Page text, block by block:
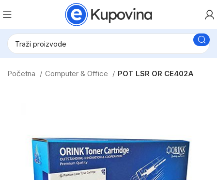
Početna Computer & Office POT LSR OR CE402A